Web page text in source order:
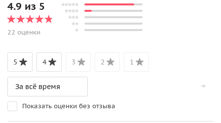
4.9 из 5
22 оценки
5 4 3 2 1
Показать оценки без отзыва